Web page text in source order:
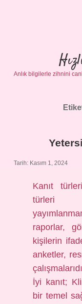
Anlık bilgilerle zihnini
Tarih: Kasım 1, 2024
Kanıt
türleri
raporlar,
kişilerin
anketler,
İyi kanıt;
bir temel